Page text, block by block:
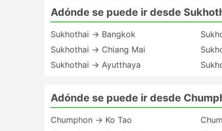
Adónde se puede ir desde
Sukhothai → Bangkok
Sukhothai → Chiang Mai
Sukhothai → Ayutthaya
Adónde se puede ir desde
Chumphon → Ko Tao